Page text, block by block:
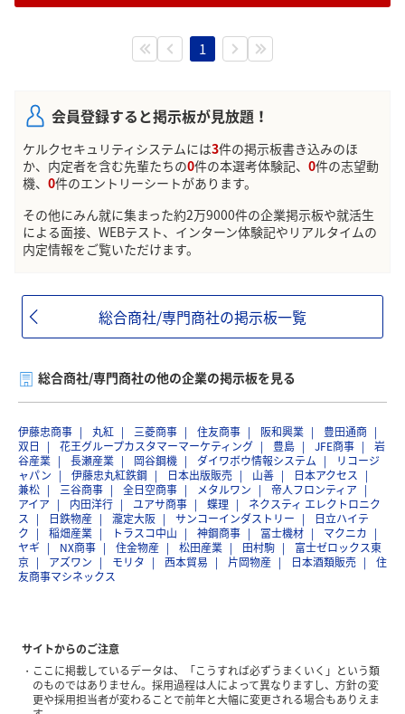
1
会員登録すると掲示板が見放題！
ケルクセキュリティシステムには3件の掲示板書き込みのほ
か、内定者を含む先輩たちの0件の本選考体験記、 0件の志望動
機、 0件のエントリーシートがあります。
その他にみん就に集まった約2万9000件の企業掲示板や就活生
による面接、WEBテスト、インターン体験記やリアルタイムの
内定情報をご覧いただけます。
総合商社/専門商社の掲示板一覧
総合商社/専門商社の他の企業の掲示板を見る
伊藤忠商事 丸紅 三菱商事 住友商事 阪和興業
豊田通商
双日
花王グループカスタマーマーケティング 豊島 JFE商事
岩
谷産業
長瀬産業 岡谷鋼機 ダイワボウ情報システム
リコージ
ャパン
伊藤忠丸紅鉄鋼 日本出版販売 山善
日本アクセス
兼松
三谷商事 全日空商事 メタルワン
帝人フロンティア
アイア
内田洋行 ユアサ商事 蝶理
ネクスティ エレクトロニク
ス
日鉄物産 瀧定大阪 サンコーインダストリー
日立ハイテ
ク
稲畑産業 トラスコ中山 神鋼商事 冨士機材
マクニカ
ヤギ
NX商事 住金物産 松田産業 田村駒
富士ゼロックス東
京
アズワン モリタ 西本貿易 片岡物産 日本酒類販売
住
友商事マシネックス
サイトからのご注意
ここに掲載しているデータは、「こうすれば必ずうまくいく」という類
のものではありません。採用過程は人によって異なりますし、方針の変
更や採用担当者が変わることで前年と大幅に変更される場合もありえま